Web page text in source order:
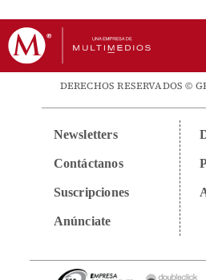
DERECHOS RESERVADOS ©
Newsletters
Contáctanos
Suscripciones
Anúnciate